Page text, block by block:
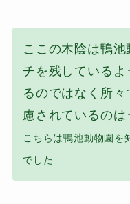
ここの木陰は鴨
チを残しているよ
るのではなく所
慮されているのは
こちらは鴨池動物園を
でした